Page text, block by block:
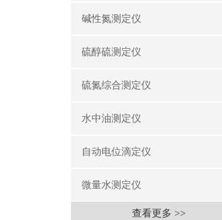
碱性氮测定仪
硫醇硫测定仪
硫氮综合测定仪
水中油测定仪
自动电位滴定仪
微量水测定仪
查看更多 >>